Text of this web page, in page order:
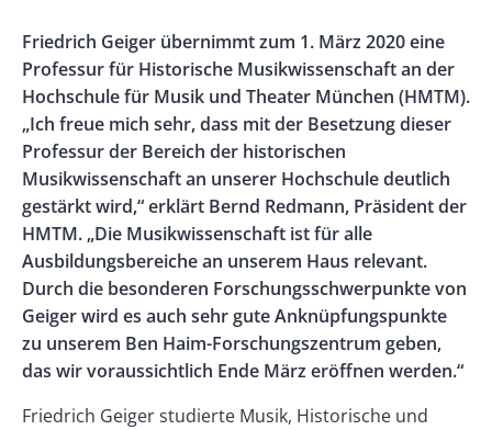
Left
Rectangle
Right
Body
Friedrich Geiger übernimmt zum 1. März 2020 eine
Professur für Historische Musikwissenschaft an der
Hochschule für Musik und Theater München (HMTM).
„Ich freue mich sehr, dass mit der Besetzung dieser
Professur der Bereich der historischen
Musikwissenschaft an unserer Hochschule deutlich
gestärkt wird,“ erklärt Bernd Redmann, Präsident der
HMTM. „Die Musikwissenschaft ist für alle
Ausbildungsbereiche an unserem Haus relevant.
Durch die besonderen Forschungsschwerpunkte von
Geiger wird es auch sehr gute Anknüpfungspunkte
zu unserem Ben Haim-Forschungszentrum geben,
das wir voraussichtlich Ende März eröffnen werden.“
Friedrich Geiger studierte Musik, Historische und